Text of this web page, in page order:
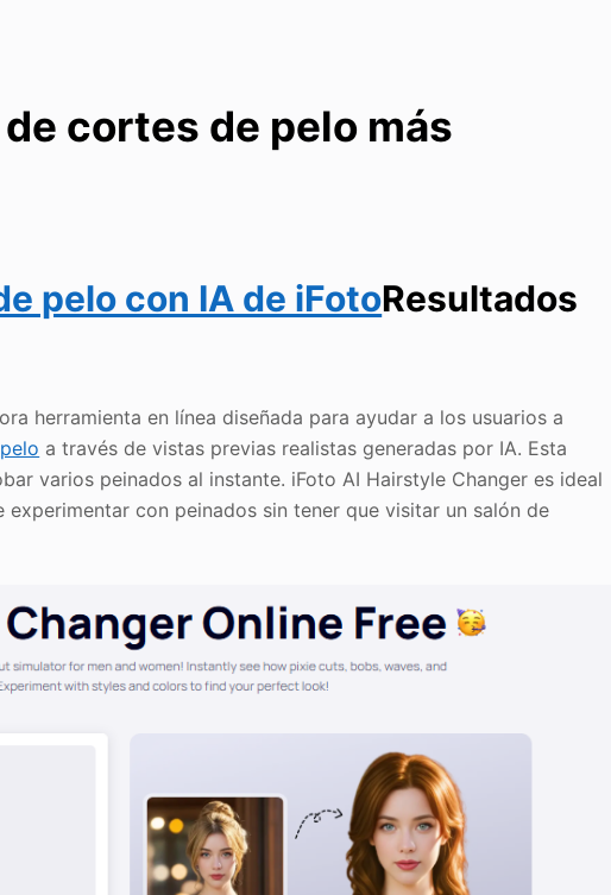
cortes de pelo más
pelo con IA de iFotoResultados
herramienta en línea diseñada para ayudar a los usuarios a
a través de vistas previas realistas generadas por IA. Esta
varios peinados al instante. iFoto AI Hairstyle Changer es ideal
experimentar con peinados sin tener que visitar un salón de